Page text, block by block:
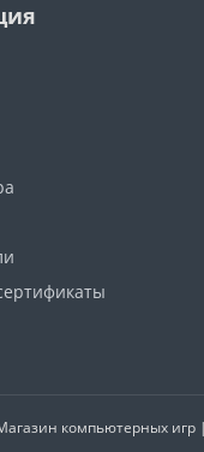
компьютерных